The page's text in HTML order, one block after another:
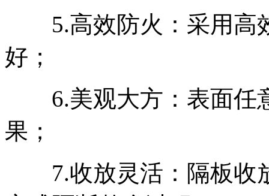
5.高效防火：采用高
好；
6.美观大方：表面任
果；
7.收放灵活：隔板收